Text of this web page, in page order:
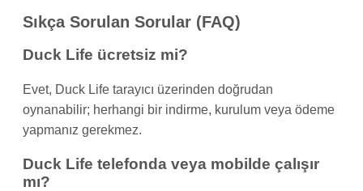
Sıkça Sorulan Sorular (FAQ)
Duck Life ücretsiz mi?
Evet, Duck Life tarayıcı üzerinden doğrudan
oynanabilir; herhangi bir indirme, kurulum veya ödeme
yapmanız gerekmez.
Duck Life telefonda veya mobilde çalışır
mı?